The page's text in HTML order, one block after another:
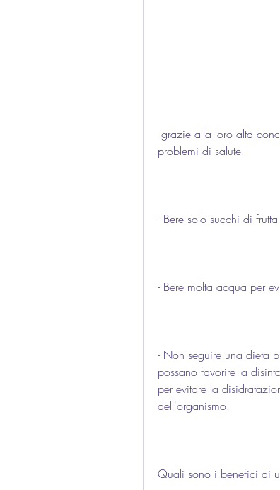
problemi di salute.
- Bere solo succhi di
- Bere molta acqua per
- Non seguire una dieta
possano favorire la
per evitare la
dell'organismo.
Quali sono i benefici di